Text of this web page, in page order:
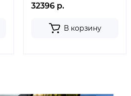
32396 р.
В корзину